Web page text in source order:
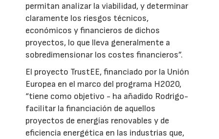
permitan analizar la viabilidad, y determinar
claramente los riesgos técnicos,
económicos y financieros de dichos
proyectos, lo que lleva generalmente a
sobredimensionar los costes financieros”.
El proyecto TrustEE, financiado por la Unión
Europea en el marco del programa H2020,
“tiene como objetivo - ha añadido Rodrigo-
facilitar la financiación de aquellos
proyectos de energías renovables y de
eficiencia energética en las industrias que,